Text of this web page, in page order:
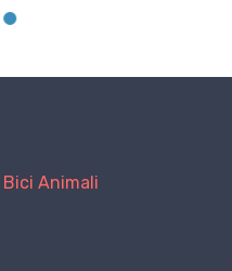
Bici Animali